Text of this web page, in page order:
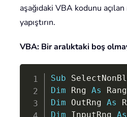
aşağıdaki VBA kodunu
yapıştırın.
VBA: Bir aralıktaki boş
Sub
Dim Rng As
Dim OutRng As
Dim InputRng As